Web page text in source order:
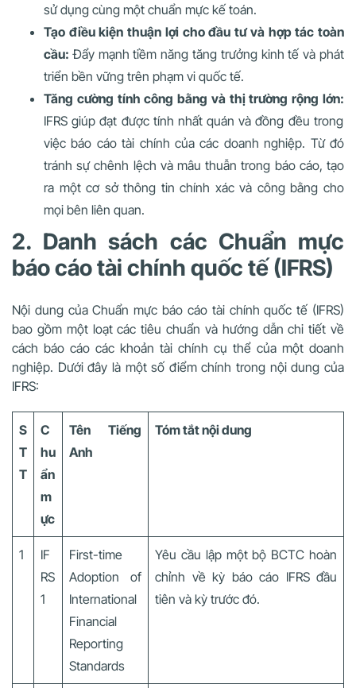
sử dụng cùng một chuẩn mực kế toán.
Tạo điều kiện thuận lợi cho đầu tư và hợp tác toàn
cầu: Đẩy mạnh tiềm năng tăng trưởng kinh tế và phát
triển bền vững trên phạm vi quốc tế.
Tăng cường tính công bằng và thị trường rộng lớn:
IFRS giúp đạt được tính nhất quán và đồng đều trong
việc báo cáo tài chính của các doanh nghiệp. Từ đó
tránh sự chênh lệch và mâu thuẫn trong báo cáo, tạo
ra một cơ sở thông tin chính xác và công bằng cho
mọi bên liên quan.
2. Danh sách các Chuẩn mực
báo cáo tài chính quốc tế (IFRS)
Nội dung của Chuẩn mực báo cáo tài chính quốc tế (IFRS)
bao gồm một loạt các tiêu chuẩn và hướng dẫn chi tiết về
cách báo cáo các khoản tài chính cụ thể của một doanh
nghiệp. Dưới đây là một số điểm chính trong nội dung của
IFRS:
S
T
T
C
hu
ẩn
m
ực
Tên Tiếng
Anh
Tóm tắt nội dung
1
IF
RS
1
First-time
Adoption of
International
Financial
Reporting
Standards
Yêu cầu lập một bộ BCTC hoàn
chỉnh về kỳ báo cáo IFRS đầu
tiên và kỳ trước đó.